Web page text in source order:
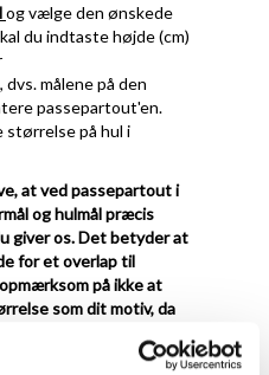
og vælge den ønskede
du indtaste højde (cm)
målene på den
passepartout'en.
størrelse på hul i
at ved passepartout i
og hulmål præcis
giver os. Det betyder at
for et overlap til
på ikke at
som dit motiv, da
led, så du har 5 mm